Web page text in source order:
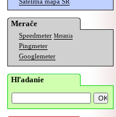
Satelitná mapa SR
Merače
Speedmeter Merania
Pingmeter
Googlemeter
Hľadanie